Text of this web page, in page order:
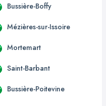
Bussière-Boffy
Mézières-sur-Issoire
Mortemart
Saint-Barbant
Bussière-Poitevine